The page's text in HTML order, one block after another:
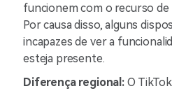
funcionem com o recurso
Por causa disso, alguns
incapazes de ver a
esteja presente.
Diferença regional: O